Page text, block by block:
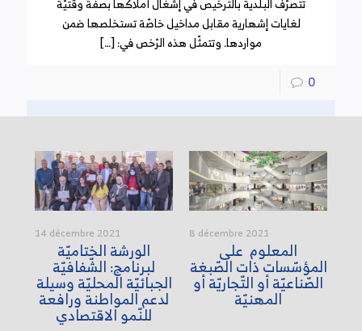
لغايات إشهارية مقابل مداخيل خاصّة تستخلصها ضمن
مواردها. وتتمثّل هذه الرّخص في: […]
0
14 décembre 2021
الورشة الختاميّة
لبرنامج: الشّفافيّة
الجبائيّة المحليّة وسيلة
لدعم المواطنة ورافعة
للنّمو الاقتصادي
8 décembre 2021
المعلوم على
المؤسّسات ذات الصّبغة
الصّناعيّة أو التّجاريّة أو
المهنيّة